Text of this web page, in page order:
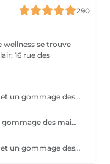
290
wellness se trouve
16 rue des
Nous avons préparé pour vous un bain et un gommage des mains aux huiles parfumées, un traitement des ongles et des cuticules, ainsi qu'un massage des bras et des mains pour éliminer toute tension dans les muscles et les os des bras et des mains et favoriser la relaxation.
Nous vous avons préparé un bain et un gommage des mains à l'huile légèrement parfumée, un traitement des ongles et des cuticules et un massage des bras et des mains pour éliminer toute tension dans les muscles et les os des bras et des mains et favoriser la relaxation.
Nous avons préparé pour vous un bain et un gommage des mains à l'huile parfumée, un traitement des ongles et des cuticules et un massage des bras et des mains pour éliminer toute tension dans les muscles et les os des bras et des mains et favoriser la relaxation. Ce soin est suivi de l'application d'un vernis à ongles de votre choix.